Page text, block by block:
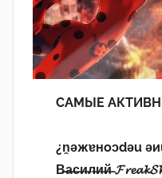
САМЫЕ
¿n̯ǝжɐноɔdǝu
В̶а̶с̶и̶л̶и̶й̶